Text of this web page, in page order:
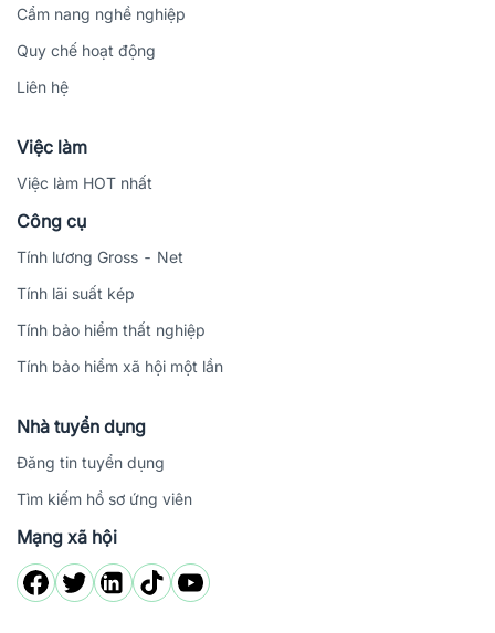
Cẩm nang nghề nghiệp
Quy chế hoạt động
Liên hệ
Việc làm
Việc làm HOT nhất
Công cụ
Tính lương Gross - Net
Tính lãi suất kép
Tính bảo hiểm thất nghiệp
Tính bảo hiểm xã hội một lần
Nhà tuyển dụng
Đăng tin tuyển dụng
Tìm kiếm hồ sơ ứng viên
Mạng xã hội